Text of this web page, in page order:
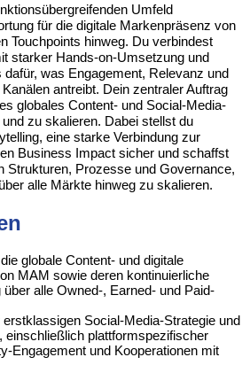
Umfeld
für die digitale Markenpräsenz von
Touchpoints hinweg. Du verbindest
starker Hands-on-Umsetzung und
dafür, was Engagement, Relevanz und
antreibt. Dein zentraler Auftrag
globales Content- und Social-Media-
zu skalieren. Dabei stellst du
eine starke Verbindung zur
Business Impact sicher und schaffst
Strukturen, Prozesse und Governance,
alle Märkte hinweg zu skalieren.
globale Content- und digitale
MAM sowie deren kontinuierliche
alle Owned-, Earned- und Paid-
erstklassigen Social-Media-Strategie und
einschließlich plattformspezifischer
Engagement und Kooperationen mit